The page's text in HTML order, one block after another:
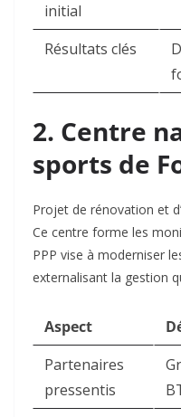
initial
Résultats clés
2. Centre
sports de
Projet de rénovation et
Ce centre forme les
PPP vise à moderniser
externalisant la gestion
Aspect
Partenaires
pressentis